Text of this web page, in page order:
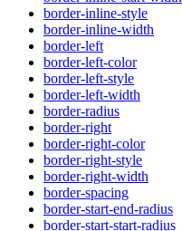
border-inline-style
border-inline-width
border-left
border-left-color
border-left-style
border-left-width
border-radius
border-right
border-right-color
border-right-style
border-right-width
border-spacing
border-start-end-radius
border-start-start-radius